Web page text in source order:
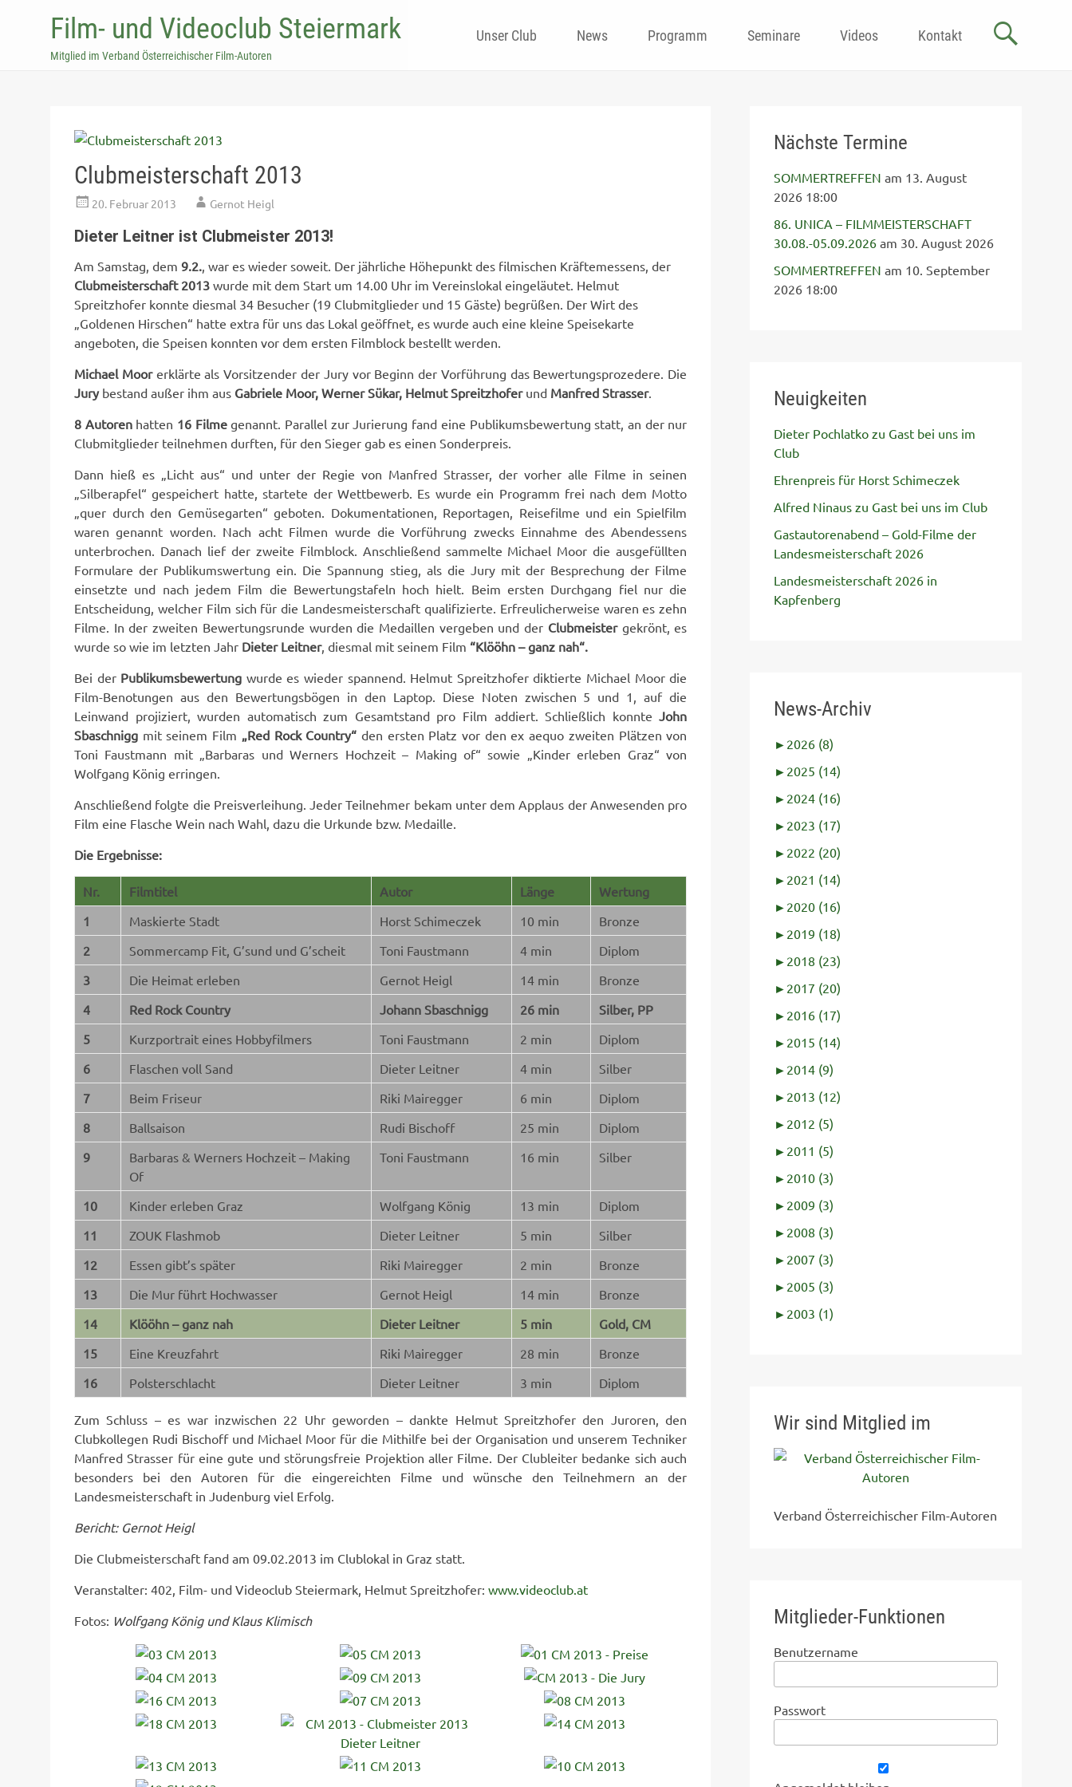
Film- und Videoclub Steiermark
Mitglied im Verband Österreichischer Film-Autoren
to
Unser Club News Programm Seminare Videos Kontakt
Clubmeisterschaft 2013
20. Februar 2013 Gernot Heigl
Dieter Leitner ist Clubmeister 2013!
Am Samstag, dem 9.2., war es wieder soweit. Der jährliche Höhepunkt des filmischen Kräftemessens, der
Clubmeisterschaft 2013 wurde mit dem Start um 14.00 Uhr im Vereinslokal eingeläutet. Helmut
Spreitzhofer konnte diesmal 34 Besucher (19 Clubmitglieder und 15 Gäste) begrüßen. Der Wirt des
„Goldenen Hirschen“ hatte extra für uns das Lokal geöffnet, es wurde auch eine kleine Speisekarte
angeboten, die Speisen konnten vor dem ersten Filmblock bestellt werden.
Michael Moorerklärte als Vorsitzender der Jury vor Beginn der Vorführung das Bewertungsprozedere. Die
Jurybestand außer ihm aus Gabriele Moor, Werner Sükar, Helmut Spreitzhofer und Manfred Strasser.
8 Autorenhatten 16 Filmegenannt. Parallel zur Jurierung fand eine Publikumsbewertung statt, an der nur
Clubmitglieder teilnehmen durften, für den Sieger gab es einen Sonderpreis.
Dann hieß es „Licht aus“ und unter der Regie von Manfred Strasser, der vorher alle Filme in seinen
„Silberapfel“ gespeichert hatte, startete der Wettbewerb. Es wurde ein Programm frei nach dem Motto
„quer durch den Gemüsegarten“ geboten. Dokumentationen, Reportagen, Reisefilme und ein Spielfilm
waren genannt worden. Nach acht Filmen wurde die Vorführung zwecks Einnahme des Abendessens
unterbrochen. Danach lief der zweite Filmblock. Anschließend sammelte Michael Moor die ausgefüllten
Formulare der Publikumswertung ein. Die Spannung stieg, als die Jury mit der Besprechung der Filme
einsetzte und nach jedem Film die Bewertungstafeln hoch hielt. Beim ersten Durchgang fiel nur die
Entscheidung, welcher Film sich für die Landesmeisterschaft qualifizierte. Erfreulicherweise waren es zehn
Filme. In der zweiten Bewertungsrunde wurden die Medaillen vergeben und der Clubmeister gekrönt, es
wurde so wie im letzten Jahr Dieter Leitner, diesmal mit seinem Film “Klööhn – ganz nah“.
Bei der Publikumsbewertung wurde es wieder spannend. Helmut Spreitzhofer diktierte Michael Moor die
Film-Benotungen aus den Bewertungsbögen in den Laptop. Diese Noten zwischen 5 und 1, auf die
Leinwand projiziert, wurden automatisch zum Gesamtstand pro Film addiert. Schließlich konnteJohn
Sbaschnigg mit seinem Film „Red Rock Country“ den ersten Platz vor den ex aequo zweiten Plätzen von
Toni Faustmann mit „Barbaras und Werners Hochzeit – Making of“ sowie „Kinder erleben Graz“ von
Wolfgang König erringen.
Anschließend folgte die Preisverleihung. Jeder Teilnehmer bekam unter dem Applaus der Anwesenden pro
Film eine Flasche Wein nach Wahl, dazu die Urkunde bzw. Medaille.
Die Ergebnisse:
Nr. Filmtitel Autor Länge
Wertung
1
Maskierte Stadt Horst Schimeczek 10 min
Bronze
2
Sommercamp Fit, G’sund und G’scheit Toni Faustmann 4 min
Diplom
3
Die Heimat erleben Gernot Heigl 14 min
Bronze
4
Red Rock Country Johann Sbaschnigg 26 min
Silber, PP
5
Kurzportrait eines Hobbyfilmers Toni Faustmann 2 min
Diplom
6
Flaschen voll Sand Dieter Leitner 4 min
Silber
7
Beim Friseur Riki Mairegger 6 min
Diplom
8
Ballsaison Rudi Bischoff 25 min
Diplom
9
Barbaras & Werners Hochzeit – Making
Of
Toni Faustmann 16 min Silber
10 Kinder erleben Graz Wolfgang König 13 min
Diplom
11
ZOUK Flashmob Dieter Leitner 5 min
Silber
12
Essen gibt’s später Riki Mairegger 2 min
Bronze
13
Die Mur führt Hochwasser Gernot Heigl 14 min
Bronze
14
Klööhn – ganz nah Dieter Leitner 5 min
Gold, CM
15
Eine Kreuzfahrt Riki Mairegger 28 min
Bronze
16
Polsterschlacht Dieter Leitner 3 min Diplom
Zum Schluss – es war inzwischen 22 Uhr geworden – dankte Helmut Spreitzhofer den Juroren, den
Clubkollegen Rudi Bischoff und Michael Moor für die Mithilfe bei der Organisation und unserem Techniker
Manfred Strasser für eine gute und störungsfreie Projektion aller Filme. Der Clubleiter bedanke sich auch
besonders bei den Autoren für die eingereichten Filme und wünsche den Teilnehmern an der
Landesmeisterschaft in Judenburg viel Erfolg.
Bericht: Gernot Heigl
Die Clubmeisterschaft fand am 09.02.2013 im Clublokal in Graz statt.
Veranstalter: 402, Film- und Videoclub Steiermark, Helmut Spreitzhofer: www.videoclub.at
Fotos: Wolfgang König und Klaus Klimisch
Nächste Termine
SOMMERTREFFEN am 13. August
2026 18:00
86. UNICA – FILMMEISTERSCHAFT
30.08.-05.09.2026am 30. August 2026
SOMMERTREFFEN am 10. September
2026 18:00
Neuigkeiten
Dieter Pochlatko zu Gast bei uns im
Club
Ehrenpreis für Horst Schimeczek
Alfred Ninaus zu Gast bei uns im Club
Gastautorenabend – Gold-Filme der
Landesmeisterschaft 2026
Landesmeisterschaft 2026 in
Kapfenberg
News-Archiv
► 2026 (8)
► 2025 (14)
► 2024 (16)
► 2023 (17)
► 2022 (20)
► 2021 (14)
► 2020 (16)
► 2019 (18)
► 2018 (23)
► 2017 (20)
► 2016 (17)
► 2015 (14)
► 2014 (9)
► 2013 (12)
► 2012 (5)
► 2011 (5)
► 2010 (3)
► 2009 (3)
► 2008 (3)
► 2007 (3)
► 2005 (3)
► 2003 (1)
Wir sind Mitglied im
Verband Österreichischer Film-Autoren
Mitglieder-Funktionen
Benutzername
Passwort